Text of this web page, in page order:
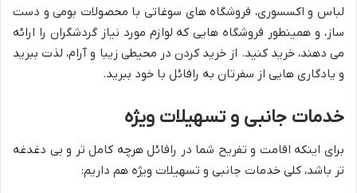
لباس و اکسسوری، فروشگاه های سوغاتی با محصولات بومی و دست
ساز، و همینطور فروشگاه هایی که لوازم مورد نیاز گردشگران را ارائه
می دهند، خرید کنید. از خرید کردن در محیطی زیبا و آرام، لذت ببرید
و یادگاری هایی از سفرتان به رافائل با خود ببرید.
خدمات جانبی و تسهیلات ویژه
برای اینکه اقامت و تفریح شما در رافائل هرچه کامل تر و بی دغدغه
تر باشد، کلی خدمات جانبی و تسهیلات ویژه هم داریم: